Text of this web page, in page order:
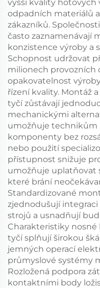
vyšší kvality hotových
odpadních materiálů
zákazníků.
často zaznamenávají
konzistence výroby a
Schopnost udržovat
milionech provozních
opakovatelnost
řízení kvality. Montáž
tyčí zůstávají
mechanickými
umožňuje technikům
komponenty bez
nebo použití
přístupnost snižuje
umožňuje uplatňovat
které brání
Standardizované
zjednodušují
strojů a usnadňují
Charakteristiky nosné
tyčí splňují širokou
jemných operací
průmyslové systémy
Rozložená podpora
kontaktními body